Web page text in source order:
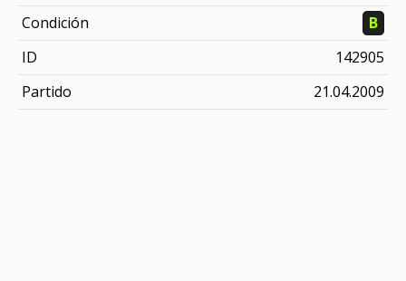
Condición
B
ID
142905
Partido
21.04.2009